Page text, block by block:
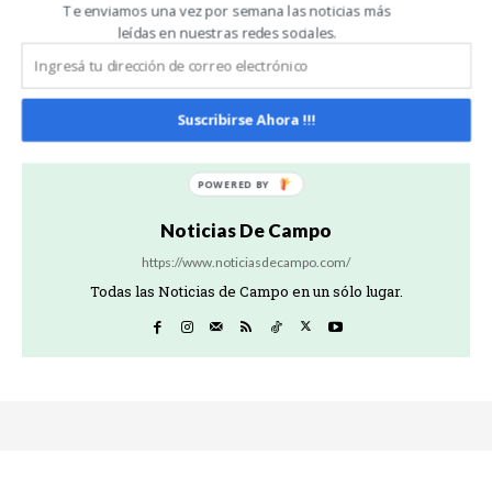
Artículo anterior
Se lanzó la tercera edición
del concurso: “Atanor –
Fediap trae tu certificado
Artículo siguiente
BIPOLOS revolucionó la
compra de insumos en
Expoagro 2025
Noticias De Campo
https://www.noticiasdecampo.com/
Todas las Noticias de Campo en un sólo lugar.
Te enviamos una vez por semana las noticias más
leídas en nuestras redes sociales.
Suscribirse Ahora !!!